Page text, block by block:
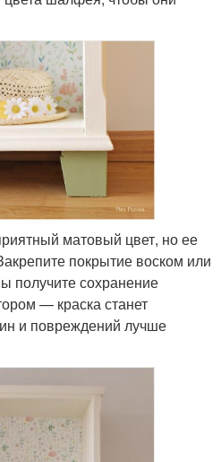
матовый цвет, но ее
покрытие воском или
получите сохранение
— краска станет
и повреждений лучше